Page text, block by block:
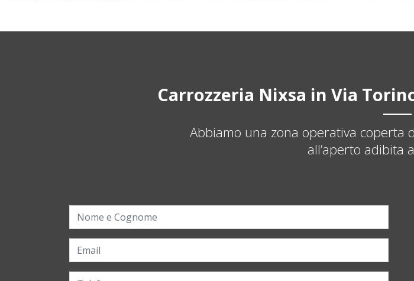
Carrozzeria Nixsa in Via
Abbiamo una zona operativa coperta
all’aperto adibita